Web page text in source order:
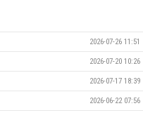
2026-07-26 11:51
2026-07-20 10:26
2026-07-17 18:39
2026-06-22 07:56